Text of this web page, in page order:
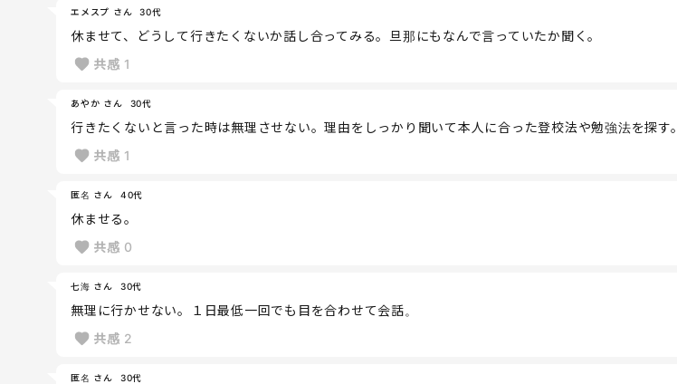
エメスプ さん 30代
休ませて、どうして行きたくないか話し合ってみる。旦那にもなんで言っていたか聞く。
共感 1
あやか さん 30代
行きたくないと言った時は無理させない。理由をしっかり聞いて本人に合った登校法や勉強法を探す。
共感 1
匿名 さん 40代
休ませる。
共感 0
七海 さん 30代
無理に行かせない。１日最低一回でも目を合わせて会話。
共感 2
匿名 さん 30代